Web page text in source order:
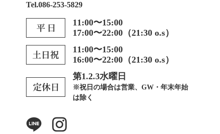
Tel.086-253-5829
11:00〜15:00
17:00〜22:00（21:30 o.s）
11:00〜15:00
16:00〜22:00（21:30 o.s）
第1.2.3水曜日
※祝日の場合は営業、GW・年末年始
は除く